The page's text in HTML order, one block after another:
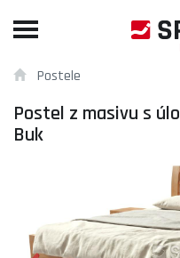
Toggle
Postele
Postel z masivu s
Buk